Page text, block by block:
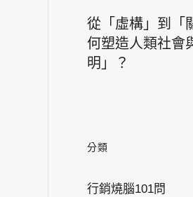
從「虛構」到「
何塑造人類社會
明」？
分類
行銷燒腦101問